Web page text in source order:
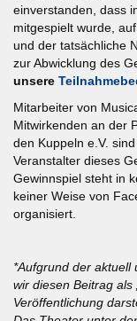
einverstanden, dass
mitgespielt wurde,
und der tatsächliche
zur Abwicklung des
unsere
Mitarbeiter von
Mitwirkenden an der
den Kuppeln e.V.
Veranstalter dieses
Gewinnspiel steht in
keiner Weise von
organisiert.
*Aufgrund der aktuell
wir diesen Beitrag als
Veröffentlichung